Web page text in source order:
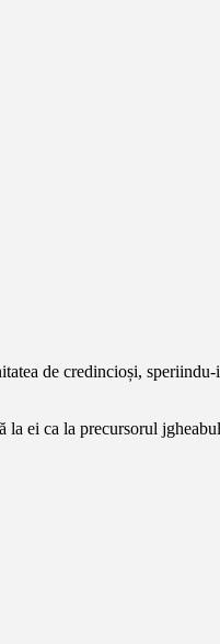
de credincioși,
ei ca la precursorul